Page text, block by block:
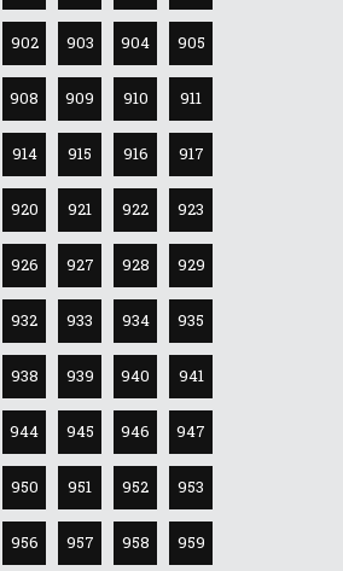
902 903 904 905
908 909 910 911
914 915 916 917
920 921 922 923
926 927 928 929
932 933 934 935
938 939 940 941
944 945 946 947
950 951 952 953
956 957 958 959